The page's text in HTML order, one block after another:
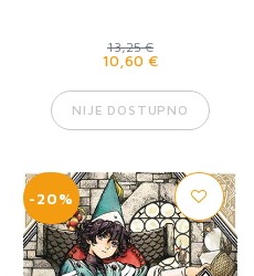
13,25 €
10,60 €
NIJE DOSTUPNO
-20%